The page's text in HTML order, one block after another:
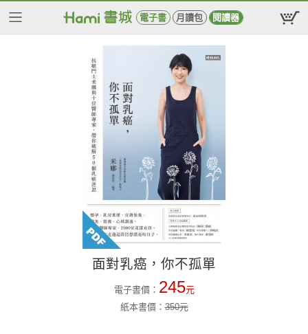
電子書 月讀包 閱讀器
面對乳癌，你不孤單
電子書價： 245元
紙本書價：350元